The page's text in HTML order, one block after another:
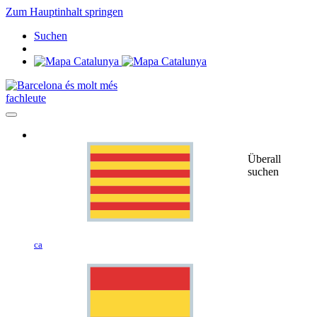
Zum Hauptinhalt springen
Suchen
fachleute
ca
Überall
suchen